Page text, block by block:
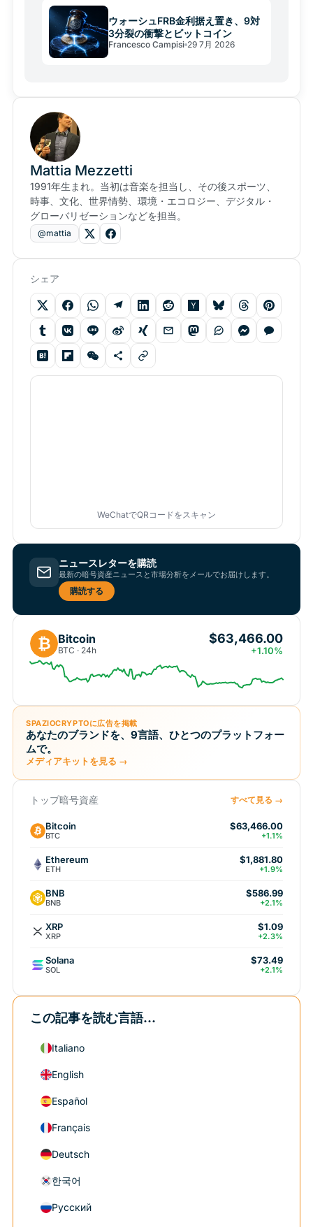
ウォーシュFRB金利据え置き、9対
3分裂の衝撃とビットコイン
Francesco Campisi 29 7月 2026
Mattia Mezzetti
1991年生まれ。当初は音楽を担当し、その後スポーツ、
時事、文化、世界情勢、環境・エコロジー、デジタル・
グローバリゼーションなどを担当。
@mattia
シェア
WeChatでQRコードをスキャン
ニュースレターを購読
最新の暗号資産ニュースと市場分析をメールでお届けします。
購読する
₿ Bitcoin
BTC · 24h
$63,466.00
+1.10%
SPAZIOCRYPTOに広告を掲載
あなたのブランドを、9言語、ひとつのプラットフォー
ムで。
メディアキットを見る →
トップ暗号資産 すべて見る →
Bitcoin
BTC
$63,466.00
+1.1%
Ethereum
ETH
$1,881.80
+1.9%
BNB
BNB
$586.99
+2.1%
XRP
XRP
$1.09
+2.3%
Solana
SOL
$73.49
+2.1%
この記事を読む言語...
Italiano
English
Español
Français
Deutsch
한국어
Русский